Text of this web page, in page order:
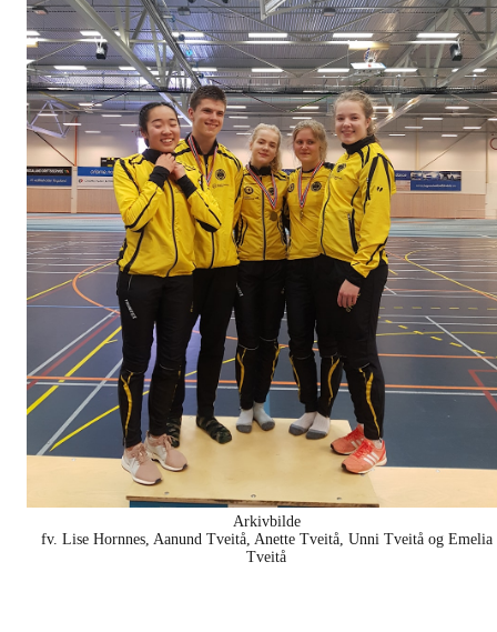
Arkivbilde
fv. Lise Hornnes, Aanund Tveitå, Anette Tveitå, Unni Tveitå og Emelia
Tveitå